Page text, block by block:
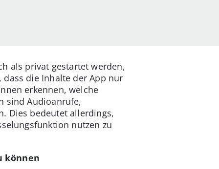
als privat gestartet werden,
dass die Inhalte der App nur
erkennen, welche
sind Audioanrufe,
Dies bedeutet allerdings,
nutzen zu
können